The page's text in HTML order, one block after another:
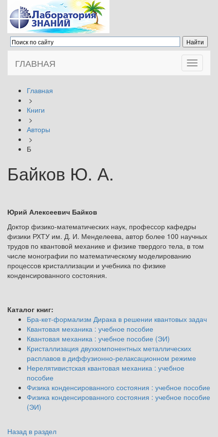
Toggle
ГЛАВНАЯ
Главная
>
Книги
>
Авторы
>
Б
Байков Ю. А.
Юрий Алексеевич Байков
Доктор физико-математических наук, профессор кафедры
физики РХТУ им. Д. И. Менделеева, автор более 100 научных
трудов по квантовой механике и физике твердого тела, в том
числе монографии по математическому моделированию
процессов кристаллизации и учебника по физике
конденсированного состояния.
Каталог книг:
Бра-кет-формализм Дирака в решении квантовых задач
Квантовая механика : учебное пособие
Квантовая механика : учебное пособие (ЭИ)
Кристаллизация двухкомпонентных металлических
расплавов в диффузионно-релаксационном режиме
Нерелятивистская квантовая механика : учебное
пособие
Физика конденсированного состояния : учебное пособие
Физика конденсированного состояния : учебное пособие
(ЭИ)
Назад в раздел